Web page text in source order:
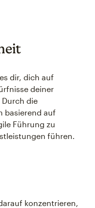
dir, dich auf
deiner
die
basierend auf
Führung zu
führen.
konzentrieren,